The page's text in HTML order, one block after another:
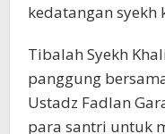
kedatangan syekh
Tibalah Syekh
panggung
Ustadz Fadlan
para santri untuk